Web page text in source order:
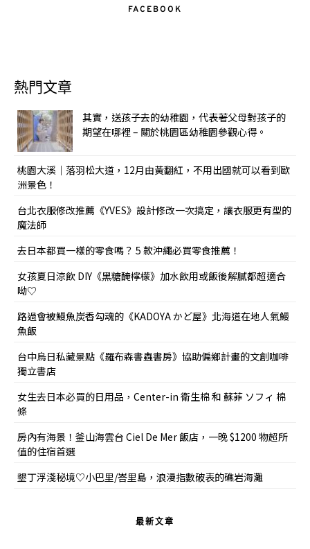
FACEBOOK
熱門文章
其實，送孩子去的幼稚園，代表著父母對孩子的
期望在哪裡 – 關於桃園區幼稚園參觀心得。
桃園大溪｜落羽松大道，12月由黃翻紅，不用出國就可以看到歐
洲景色！
台北衣服修改推薦《YVES》設計修改一次搞定，讓衣服更有型的
魔法師
去日本都買一樣的零食嗎？ 5 款沖繩必買零食推薦！
女孩夏日涼飲 DIY《黑糖醃檸檬》加水飲用或飯後解膩都超適合
呦♡
路過會被鰻魚炭香勾魂的《KADOYA かど屋》北海道在地人氣鰻
魚飯
台中烏日私藏景點《羅布森書蟲書房》協助偏鄉計畫的文創咖啡
獨立書店
女生去日本必買的日用品，Center-in 衛生棉 和 蘇菲 ソフィ 棉
條
房內有海景！釜山海雲台 Ciel De Mer 飯店，一晚 $1200 物超所
值的住宿首選
墾丁浮淺秘境♡小巴里/峇里島，浪漫指數破表的礁岩海灘
最新文章